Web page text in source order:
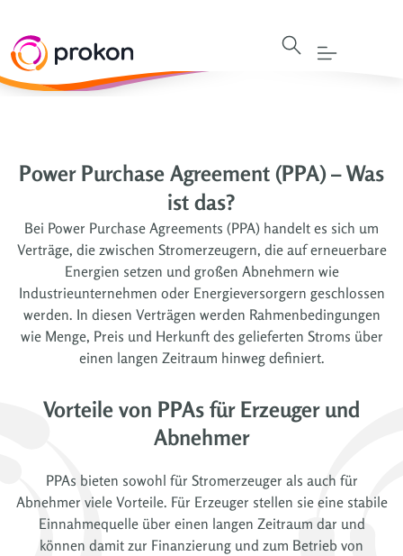
Power Purchase Agreement (PPA) – Was
ist das?
Bei Power Purchase Agreements (PPA) handelt es sich um
Verträge, die zwischen Stromerzeugern, die auf erneuerbare
Energien setzen und großen Abnehmern wie
Industrieunternehmen oder Energieversorgern geschlossen
werden. In diesen Verträgen werden Rahmenbedingungen
wie Menge, Preis und Herkunft des gelieferten Stroms über
einen langen Zeitraum hinweg definiert.
Vorteile von PPAs für Erzeuger und
Abnehmer
PPAs bieten sowohl für Stromerzeuger als auch für
Abnehmer viele Vorteile. Für Erzeuger stellen sie eine stabile
Einnahmequelle über einen langen Zeitraum dar und
können damit zur Finanzierung und zum Betrieb von